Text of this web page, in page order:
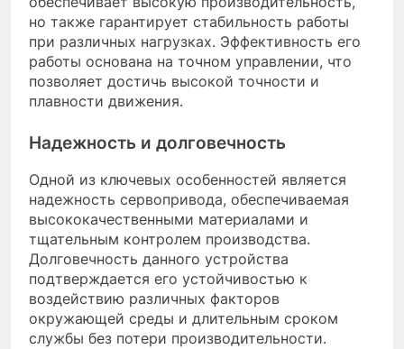
но также гарантирует стабильность работы
при различных нагрузках. Эффективность его
работы основана на точном управлении, что
позволяет достичь высокой точности и
плавности движения.
Надежность и долговечность
Одной из ключевых особенностей является
надежность сервопривода, обеспечиваемая
высококачественными материалами и
тщательным контролем производства.
Долговечность данного устройства
подтверждается его устойчивостью к
воздействию различных факторов
окружающей среды и длительным сроком
службы без потери производительности.